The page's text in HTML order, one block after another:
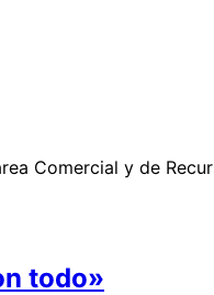
Comercial y de
todo»